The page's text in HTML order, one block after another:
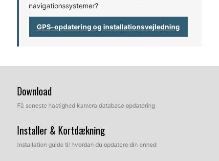
navigationssystemer?
GPS-opdatering og installationsvejledning
Download
Få seneste hastighed kamera database opdatering
Installer & Kortdækning
Installation guide til hvordan du opdatere din enhed